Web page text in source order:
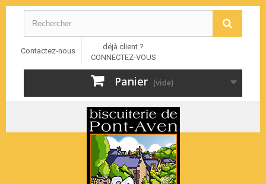
Contactez-nous
déjà client ?
CONNECTEZ-VOUS
Panier (vide)